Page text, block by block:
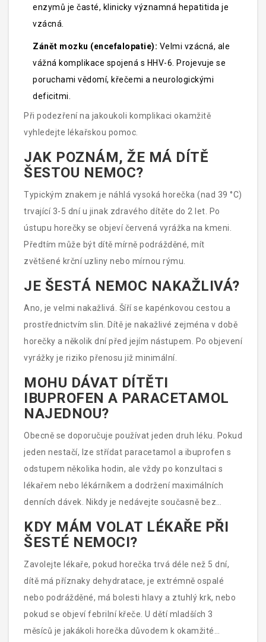
enzymů je časté, klinicky významná hepatitida je
vzácná.
Zánět mozku (encefalopatie): Velmi vzácná, ale
vážná komplikace spojená s HHV-6. Projevuje se
poruchami vědomí, křečemi a neurologickými
deficitmi.
Při podezření na jakoukoli komplikaci okamžitě
vyhledejte lékařskou pomoc.
JAK POZNÁM, ŽE MÁ DÍTĚ
ŠESTOU NEMOC?
Typickým znakem je náhlá vysoká horečka (nad 39 °C)
trvající 3-5 dní u jinak zdravého dítěte do 2 let. Po
ústupu horečky se objeví červená vyrážka na kmeni.
Předtím může být dítě mírně podrážděné, mít
zvětšené krční uzliny nebo mírnou rýmu.
JE ŠESTÁ NEMOC NAKAŽLIVÁ?
Ano, je velmi nakažlivá. Šíří se kapénkovou cestou a
prostřednictvím slin. Dítě je nakažlivé zejména v době
horečky a několik dní před jejím nástupem. Po objevení
vyrážky je riziko přenosu již minimální.
MOHU DÁVAT DÍTĚTI
IBUPROFEN A PARACETAMOL
NAJEDNOU?
Obecně se doporučuje používat jeden druh léku. Pokud
jeden nestačí, lze střídat paracetamol a ibuprofen s
odstupem několika hodin, ale vždy po konzultaci s
lékařem nebo lékárníkem a dodržení maximálních
denních dávek. Nikdy je nedávejte současně bez
odborného dohledu.
KDY MÁM VOLAT LÉKAŘE PŘI
ŠESTÉ NEMOCI?
Zavolejte lékaře, pokud horečka trvá déle než 5 dní,
dítě má příznaky dehydratace, je extrémně ospalé
nebo podrážděné, má bolesti hlavy a ztuhlý krk, nebo
pokud se objeví febrilní křeče. U dětí mladších 3
měsíců je jakákoli horečka důvodem k okamžité